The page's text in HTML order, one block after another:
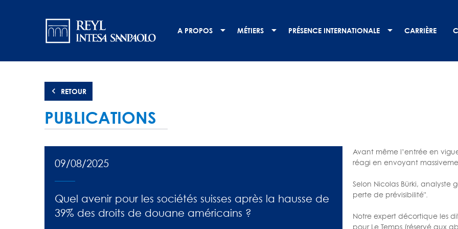
principale
A PROPOS MÉTIERS PRÉSENCE INTERNATIONALE CARRIÈRE
RETOUR
PUBLICATIONS
09/08/2025
Quel avenir pour les sociétés suisses après la hausse de
39% des droits de douane américains ?
Avant même l’entrée en
réagi en envoyant
Selon Nicolas Bürki, analyste
perte de prévisibilité".
Notre expert décortique les
pour Le Temps (réservé aux